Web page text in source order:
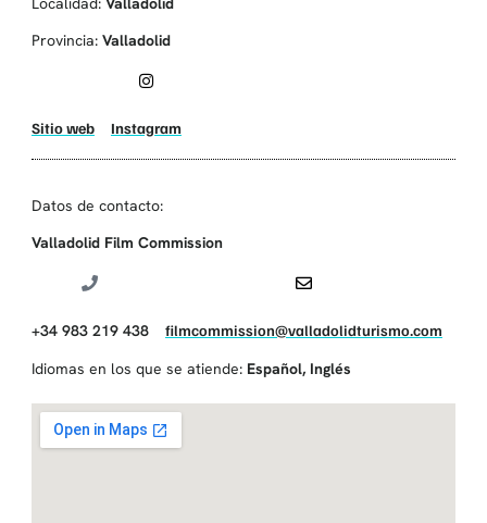
Provincia: Valladolid
Sitio web Instagram
Datos de contacto:
Valladolid Film Commission
+34 983 219 438 filmcommission@valladolidturismo.com
Idiomas en los que se atiende: Español, Inglés